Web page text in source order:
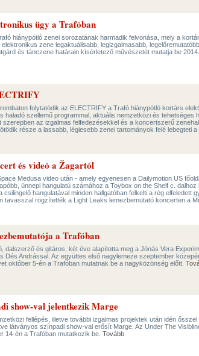
ügy a Trafóban
hiánypótló zenei sorozatának harmadik felvonása, mely a
zene legaktuálisabb, legizgalmasabb,
és tánczene határain kísérletező művészetét mutatja be
folytatódik az ELECTRIFY a Trafó hiánypótló kortárs
haladó szellemű programmal, aktuális nemzetközi és tehetséges
szerepben az izgalmas felfedezésekkel és a koncertszerű
része a lassabb, légiesebb zenei tartományok felé lebegteti a
és videó a Žagartól
Medusa video után - amely egyenesen a Dailymotion US
ünnepi hangulatú számához a Toybox on the Shelf c.
csilingelő hangulatával minden hallgatóban felkelti a rég elfeledett
tavasszal rögzítették a Light Leaks lemezbemutató koncerten a
a Trafóban
dalszerző és gitáros, két éve alapította meg a Jónás Vera
Dés Andrással. Az együttes első nagylemeze szeptember
október 5-én a Trafóban mutatnak be a nagyközönség előtt.
show-val jelentkezik Marge
fellépés, illetve további izgalmas projektek után idén ősszel
látványos színpadi show-val erősít Marge. Az Under The
14-én a Trafóban mutatkozik be. Tovább